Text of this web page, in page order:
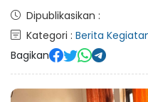
Dipublikasikan :
Kategori : Berita
Bagikan